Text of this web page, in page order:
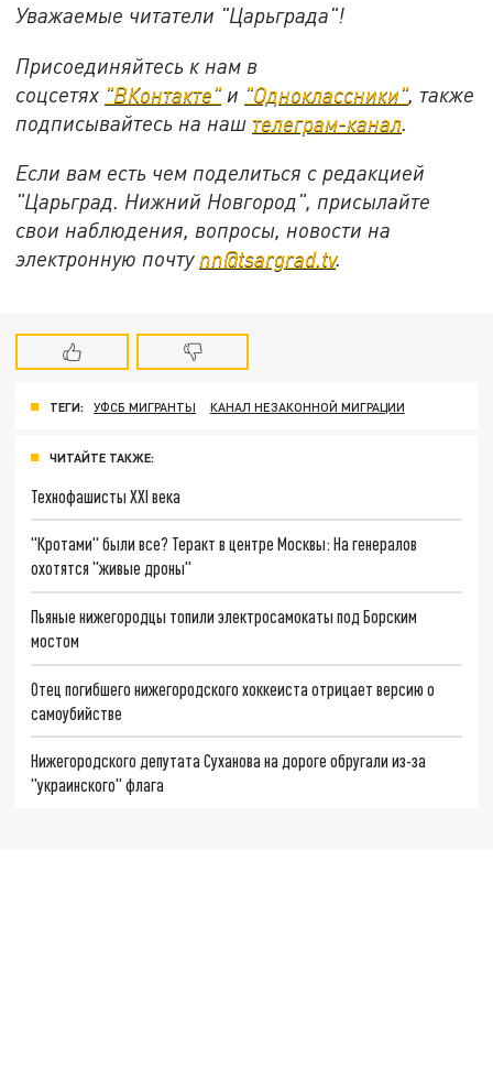
Уважаемые читатели "Царьграда"!
Присоединяйтесь к нам в
соцсетях "ВКонтакте" и "Одноклассники" также
подписывайтесь на наш телеграм-канал
Если вам есть чем поделиться с редакцией
"Царьград. Нижний Новгород", присылайте
свои наблюдения, вопросы, новости на
электронную почту nn@tsargrad.tv.
ТЕГИ: УФСБ МИГРАНТЫ КАНАЛ НЕЗАКОННОЙ МИГРАЦИИ
ЧИТАЙТЕ ТАКЖЕ:
Технофашисты XXI века
"Кротами" были все? Теракт в центре Москвы: На генералов
охотятся "живые дроны"
Пьяные нижегородцы топили электросамокаты под Борским
мостом
Отец погибшего нижегородского хоккеиста отрицает версию о
самоубийстве
Нижегородского депутата Суханова на дороге обругали из-за
"украинского" флага